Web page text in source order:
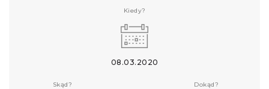
Kiedy?
08.03.2020
Skąd? Dokąd?